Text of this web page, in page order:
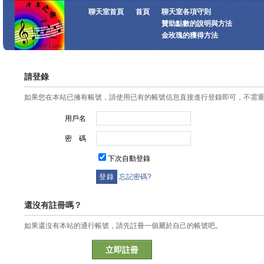
聊天室首頁 首頁
聊天室各項守則
贊助點數的說明與方法
金玫瑰的獲得方法
請登錄
如果您在本站已擁有帳號，請使用已有的帳號信息直接進行登錄即可，不需
用戶名
密 碼
下次自動登錄
忘記密碼?
還沒有註冊嗎？
如果還沒有本站的通行帳號，請先註冊一個屬於自己的帳號吧。
立即註冊